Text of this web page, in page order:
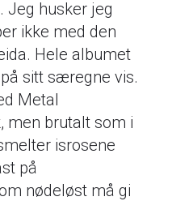
husker jeg
ikke med den
Hele albumet
sitt særegne vis.
Metal
men brutalt som i
isrosene
på
nødeløst må gi